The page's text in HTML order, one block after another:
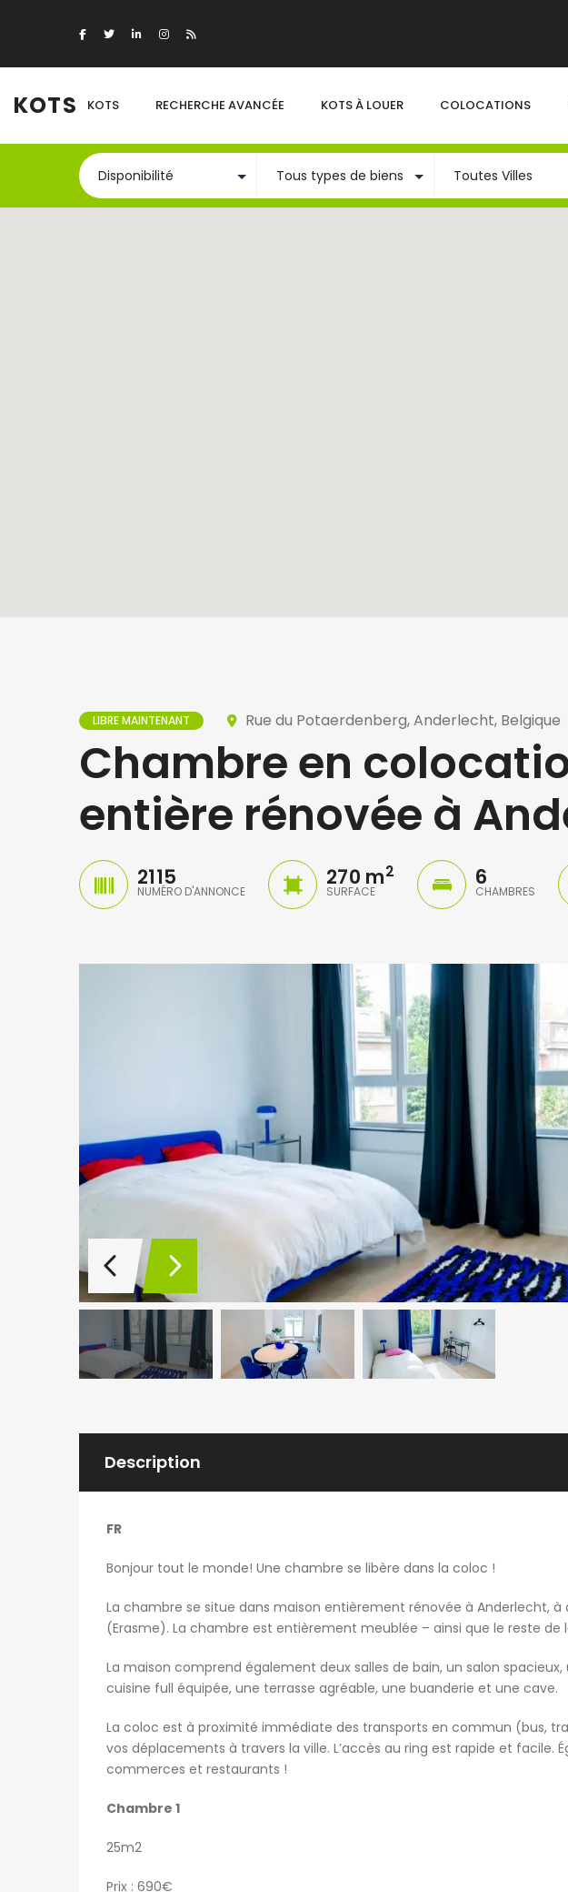
KOTS KOTS RECHERCHE AVANCÉE KOTS À LOUER COLOCATIONS
LIBRE MAINTENANT Rue du Potaerdenberg, Anderlecht, Belgique
Chambre en
entière rénovée à
2115
NUMÉRO D'ANNONCE
270 m2
SURFACE
6
CHAMBRES
Description
FR
Bonjour tout le monde! Une chambre se libère dans la coloc !
La chambre se situe dans maison entièrement rénovée à Anderlecht, à
(Erasme). La chambre est entièrement meublée – ainsi que le reste de
La maison comprend également deux salles de bain, un salon
cuisine full équipée, une terrasse agréable, une buanderie et une cave.
La coloc est à proximité immédiate des transports en commun (bus,
vos déplacements à travers la ville. L’accès au ring est rapide et facile.
commerces et restaurants !
Chambre 1
25m2
Prix : 690€